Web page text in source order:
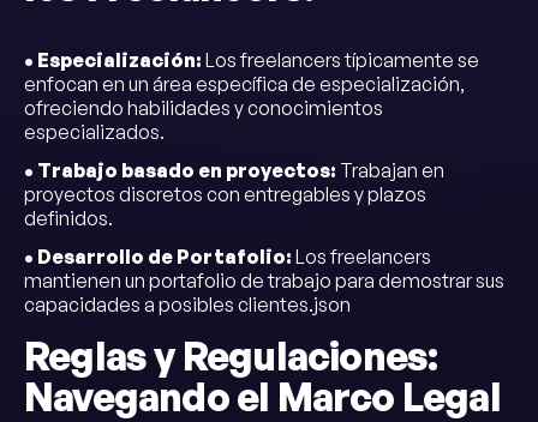
• Especialización: Los freelancers típicamente se
enfocan en un área específica de especialización,
ofreciendo habilidades y conocimientos
especializados.
• Trabajo basado en proyectos: Trabajan en
proyectos discretos con entregables y plazos
definidos.
• Desarrollo de Portafolio: Los freelancers
mantienen un portafolio de trabajo para demostrar sus
capacidades a posibles clientes.json
Reglas y Regulaciones:
Navegando el Marco Legal